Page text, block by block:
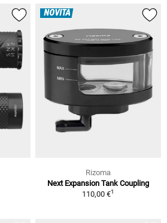
NOVITÀ
Rizoma
Next Expansion Tank Coupling
110,00 €1